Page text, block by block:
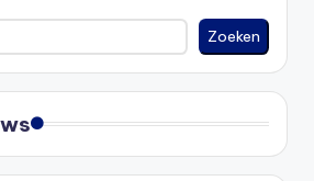
Zoeken